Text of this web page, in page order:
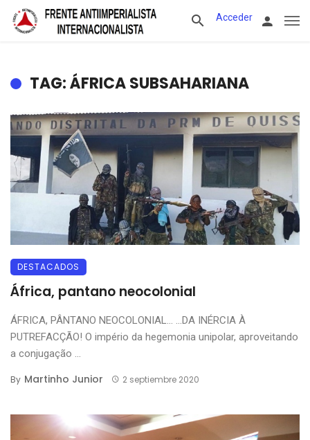
Acceder
TAG: ÁFRICA SUBSAHARIANA
DESTACADOS
África, pantano neocolonial
ÁFRICA, PÂNTANO NEOCOLONIAL… …DA INÉRCIA À
PUTREFACÇÃO! O império da hegemonia unipolar, aproveitando
a conjugação ...
By Martinho Junior 2 septiembre 2020